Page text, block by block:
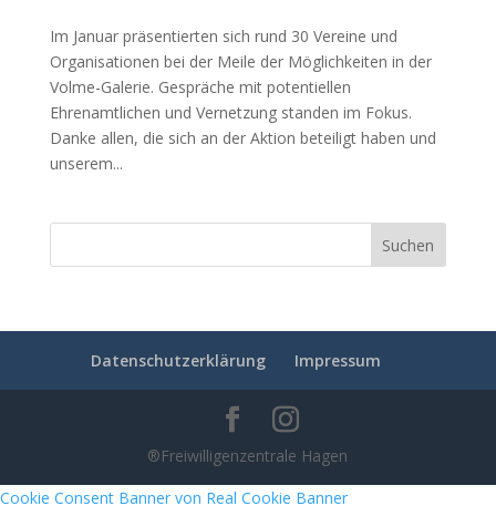
Im Januar präsentierten sich rund 30 Vereine und
Organisationen bei der Meile der Möglichkeiten in der
Volme-Galerie. Gespräche mit potentiellen
Ehrenamtlichen und Vernetzung standen im Fokus.
Danke allen, die sich an der Aktion beteiligt haben und
unserem...
Datenschutzerklärung Impressum
®Freiwilligenzentrale Hagen
Cookie Consent Banner von Real Cookie Banner